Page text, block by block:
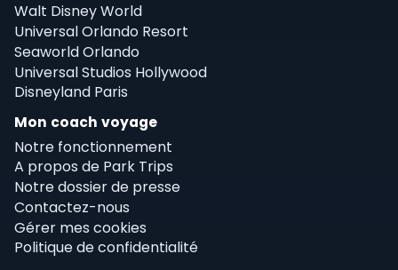
Walt Disney World
Universal Orlando Resort
Seaworld Orlando
Universal Studios Hollywood
Disneyland Paris
Mon coach voyage
Notre fonctionnement
A propos de Park Trips
Notre dossier de presse
Contactez-nous
Gérer mes cookies
Politique de confidentialité